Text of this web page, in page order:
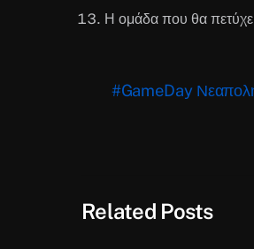
Η ομάδα που θα
#GameDay
Related Posts